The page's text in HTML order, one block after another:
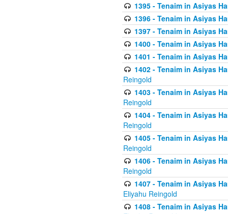
1395 - Tenaim in Asiyas
1396 - Tenaim in Asiyas
1397 - Tenaim in Asiyas
1400 - Tenaim in Asiyas
1401 - Tenaim in Asiyas
1402 - Tenaim in Asiyas
Reingold
1403 - Tenaim in Asiyas
Reingold
1404 - Tenaim in Asiyas
Reingold
1405 - Tenaim in Asiyas
Reingold
1406 - Tenaim in Asiyas
Reingold
1407 - Tenaim in Asiyas
Eliyahu Reingold
1408 - Tenaim in Asiyas